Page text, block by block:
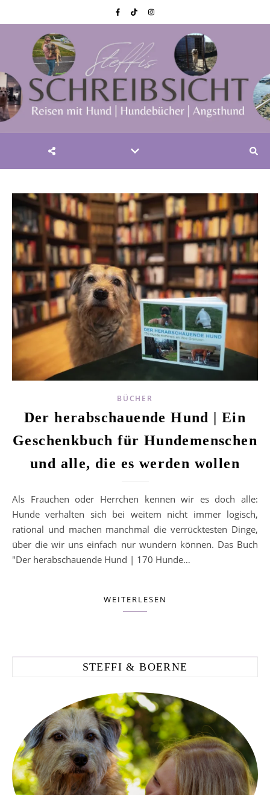
BÜCHER
Der herabschauende Hund | Ein
Geschenkbuch für Hundemenschen
und alle, die es werden wollen
Als Frauchen oder Herrchen kennen wir es doch alle:
Hunde verhalten sich bei weitem nicht immer logisch,
rational und machen manchmal die verrücktesten Dinge,
über die wir uns einfach nur wundern können. Das Buch
"Der herabschauende Hund | 170 Hunde…
WEITERLESEN
STEFFI & BOERNE